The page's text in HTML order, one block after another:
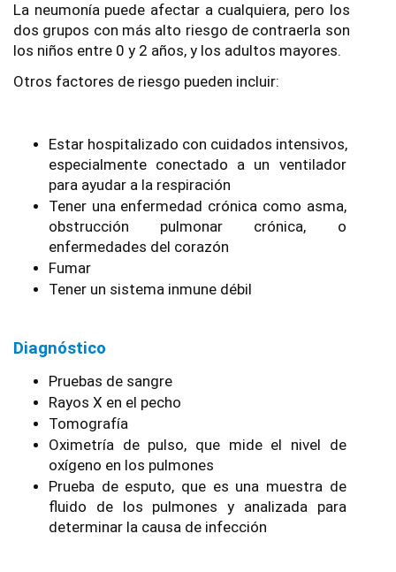
La neumonía puede afectar a cualquiera, pero los
dos grupos con más alto riesgo de contraerla son
los niños entre 0 y 2 años, y los adultos mayores.
Otros factores de riesgo pueden incluir:
Estar hospitalizado con cuidados intensivos,
especialmente conectado a un ventilador
para ayudar a la respiración
Tener una enfermedad crónica como asma,
obstrucción pulmonar crónica, o
enfermedades del corazón
Fumar
Tener un sistema inmune débil
Diagnóstico
Pruebas de sangre
Rayos X en el pecho
Tomografía
Oximetría de pulso, que mide el nivel de
oxígeno en los pulmones
Prueba de esputo, que es una muestra de
fluido de los pulmones y analizada para
determinar la causa de infección